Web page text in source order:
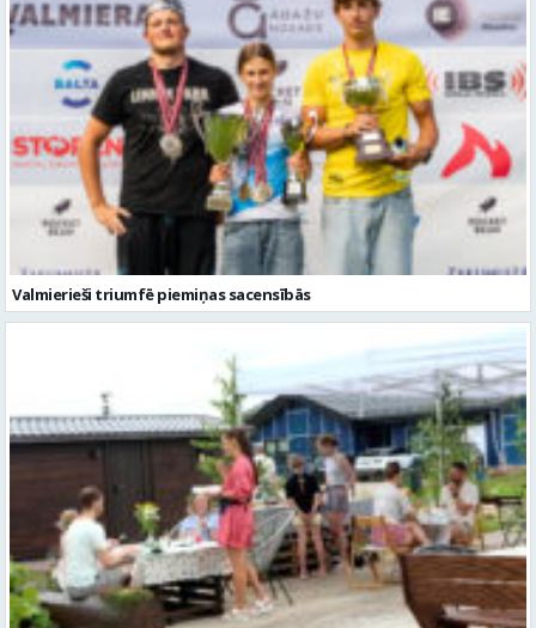
Valmierieši triumfē piemiņas sacensībās